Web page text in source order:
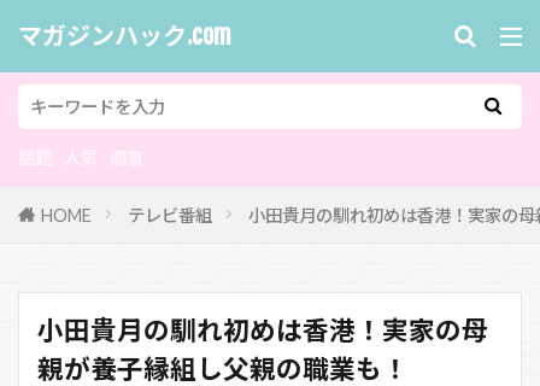
マガジンハック.com
HOME テレビ番組 小田貴月の馴れ初めは香港！実家の
小田貴月の馴れ初めは香港！実家の母
親が養子縁組し父親の職業も！